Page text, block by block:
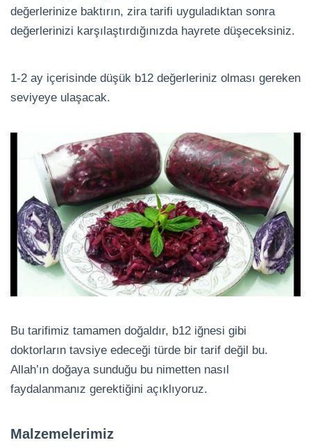
değerlerinize baktırın, zira tarifi uyguladıktan sonra
değerlerinizi karşılaştırdığınızda hayrete düşeceksiniz.
1-2 ay içerisinde düşük b12 değerleriniz olması gereken
seviyeye ulaşacak.
Bu tarifimiz tamamen doğaldır, b12 iğnesi gibi
doktorların tavsiye edeceği türde bir tarif değil bu.
Allah’ın doğaya sunduğu bu nimetten nasıl
faydalanmanız gerektiğini açıklıyoruz.
Malzemelerimiz